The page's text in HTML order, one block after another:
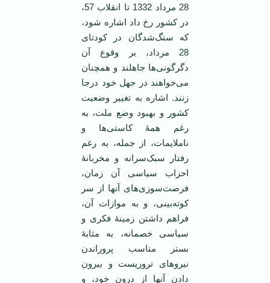
28 مرداد 1332 تا انقلاب 57،
در کشور رخ داد اشاره شود،
که سنگ‌شدگان در کودتای
28 مرداد، بر وقوع آن
دگرگونی‌ها جاهلند و همچنان
می‌خواهند در جهل خود درجا
زنند. اشاره به تغییر وضعیت
کشور و بهبود وضع ملت، به
رغم همۀ کاستی‌ها و
ناملایمات، از جمله، به رغم
رفتار سبک‌سرانه و مخربانۀ
احزاب سیاسی آن زمان،
فرصت‌سوزی‌های آنها از سر
کوته‌بینی، و به موازات آن،
فراهم داشتن زمینۀ فکری و
سیاسی خصمانه، به مثابۀ
بستر مناسب پروراندن
نیروهای تروریست و بیرون
دادن آنها از درون خود، و